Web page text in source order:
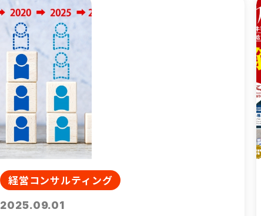
経営コンサルティング
2025.09.01